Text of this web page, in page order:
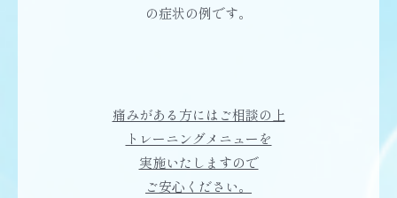
の症状の例です。
痛みがある方にはご相談の上
トレーニングメニューを
実施いたしますので
ご安心ください。